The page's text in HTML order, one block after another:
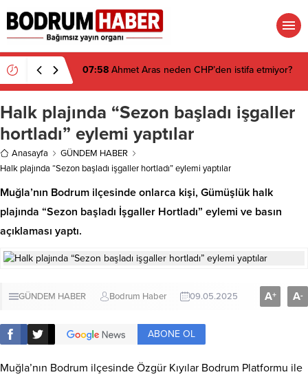
07:26 Muğla’da 2 Milyon 280 Bin TL’lik Akü
Hırsızlığı Zanlısı Yakalandı
Halk plajında “Sezon başladı işgaller
hortladı” eylemi yaptılar
Anasayfa
GÜNDEM HABER
Halk plajında “Sezon başladı işgaller hortladı” eylemi yaptılar
Muğla’nın Bodrum ilçesinde onlarca kişi, Gümüşlük halk
plajında “Sezon başladı İşgaller Hortladı” eylemi ve basın
açıklaması yaptı.
GÜNDEM HABER Bodrum Haber 09.05.2025 A+ A-
ABONE OL
Muğla’nın Bodrum ilçesinde Özgür Kıyılar Bodrum Platformu ile